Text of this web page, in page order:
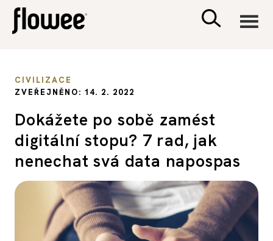
PSYCHOLOGIE
SEX A VZTAHY
CIVILIZACE
ZVEŘEJNĚNO: 14. 2. 2022
Dokážete po sobě zamést
digitální stopu? 7 rad, jak
nenechat svá data napospas